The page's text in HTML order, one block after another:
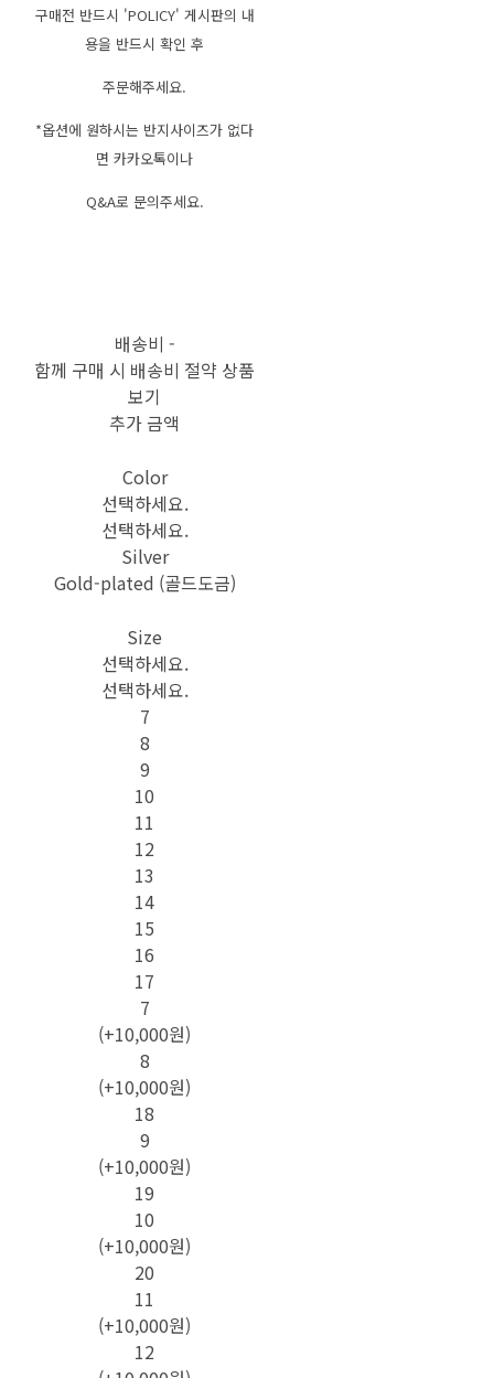
구매전 반드시 'POLICY' 게시판의 내
용을 반드시 확인 후
주문해주세요.
*옵션에 원하시는 반지사이즈가 없다
면 카카오톡이나
Q&A로 문의주세요.
배송비 -
함께 구매 시 배송비 절약 상품
보기
추가 금액
Color
선택하세요.
선택하세요.
Silver
Gold-plated (골드도금)
Size
선택하세요.
선택하세요.
7
8
9
10
11
12
13
14
15
16
17
7
(+10,000원)
8
(+10,000원)
18
9
(+10,000원)
19
10
(+10,000원)
20
11
(+10,000원)
12